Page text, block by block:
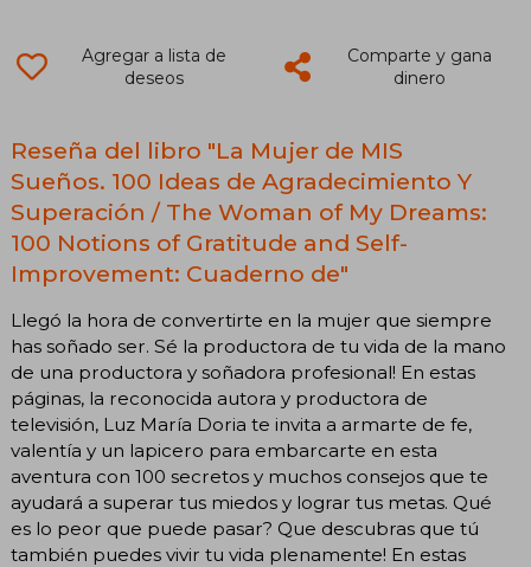
Agregar a lista de
deseos
Comparte y gana
dinero
Reseña del libro "La Mujer de MIS
Sueños. 100 Ideas de Agradecimiento Y
Superación / The Woman of My Dreams:
100 Notions of Gratitude and Self-
Improvement: Cuaderno de"
Llegó la hora de convertirte en la mujer que siempre
has soñado ser. Sé la productora de tu vida de la mano
de una productora y soñadora profesional! En estas
páginas, la reconocida autora y productora de
televisión, Luz María Doria te invita a armarte de fe,
valentía y un lapicero para embarcarte en esta
aventura con 100 secretos y muchos consejos que te
ayudará a superar tus miedos y lograr tus metas. Qué
es lo peor que puede pasar? Que descubras que tú
también puedes vivir tu vida plenamente! En estas